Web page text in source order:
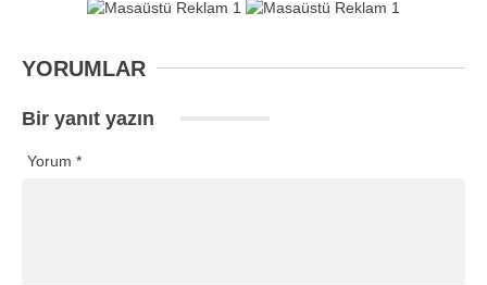
YORUMLAR
Bir yanıt yazın
Yorum *